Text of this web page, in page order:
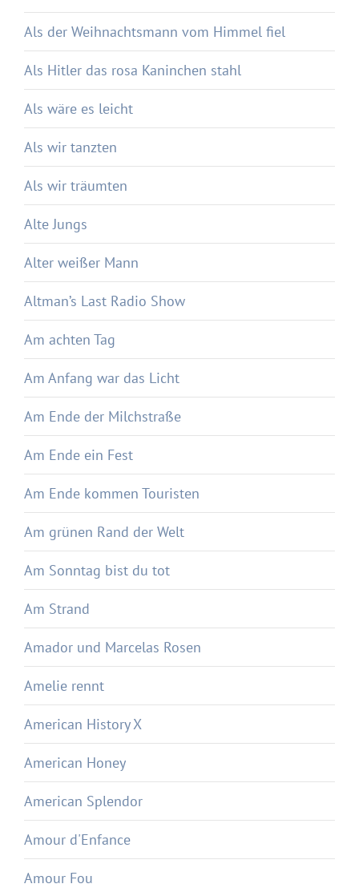
Als der Weihnachtsmann vom Himmel fiel
Als Hitler das rosa Kaninchen stahl
Als wäre es leicht
Als wir tanzten
Als wir träumten
Alte Jungs
Alter weißer Mann
Altman’s Last Radio Show
Am achten Tag
Am Anfang war das Licht
Am Ende der Milchstraße
Am Ende ein Fest
Am Ende kommen Touristen
Am grünen Rand der Welt
Am Sonntag bist du tot
Am Strand
Amador und Marcelas Rosen
Amelie rennt
American History X
American Honey
American Splendor
Amour d'Enfance
Amour Fou